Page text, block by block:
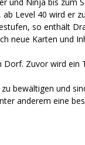
Level 40 wird
so enthält
neue Karten und
Zuvor wird
bewältigen und
anderem eine